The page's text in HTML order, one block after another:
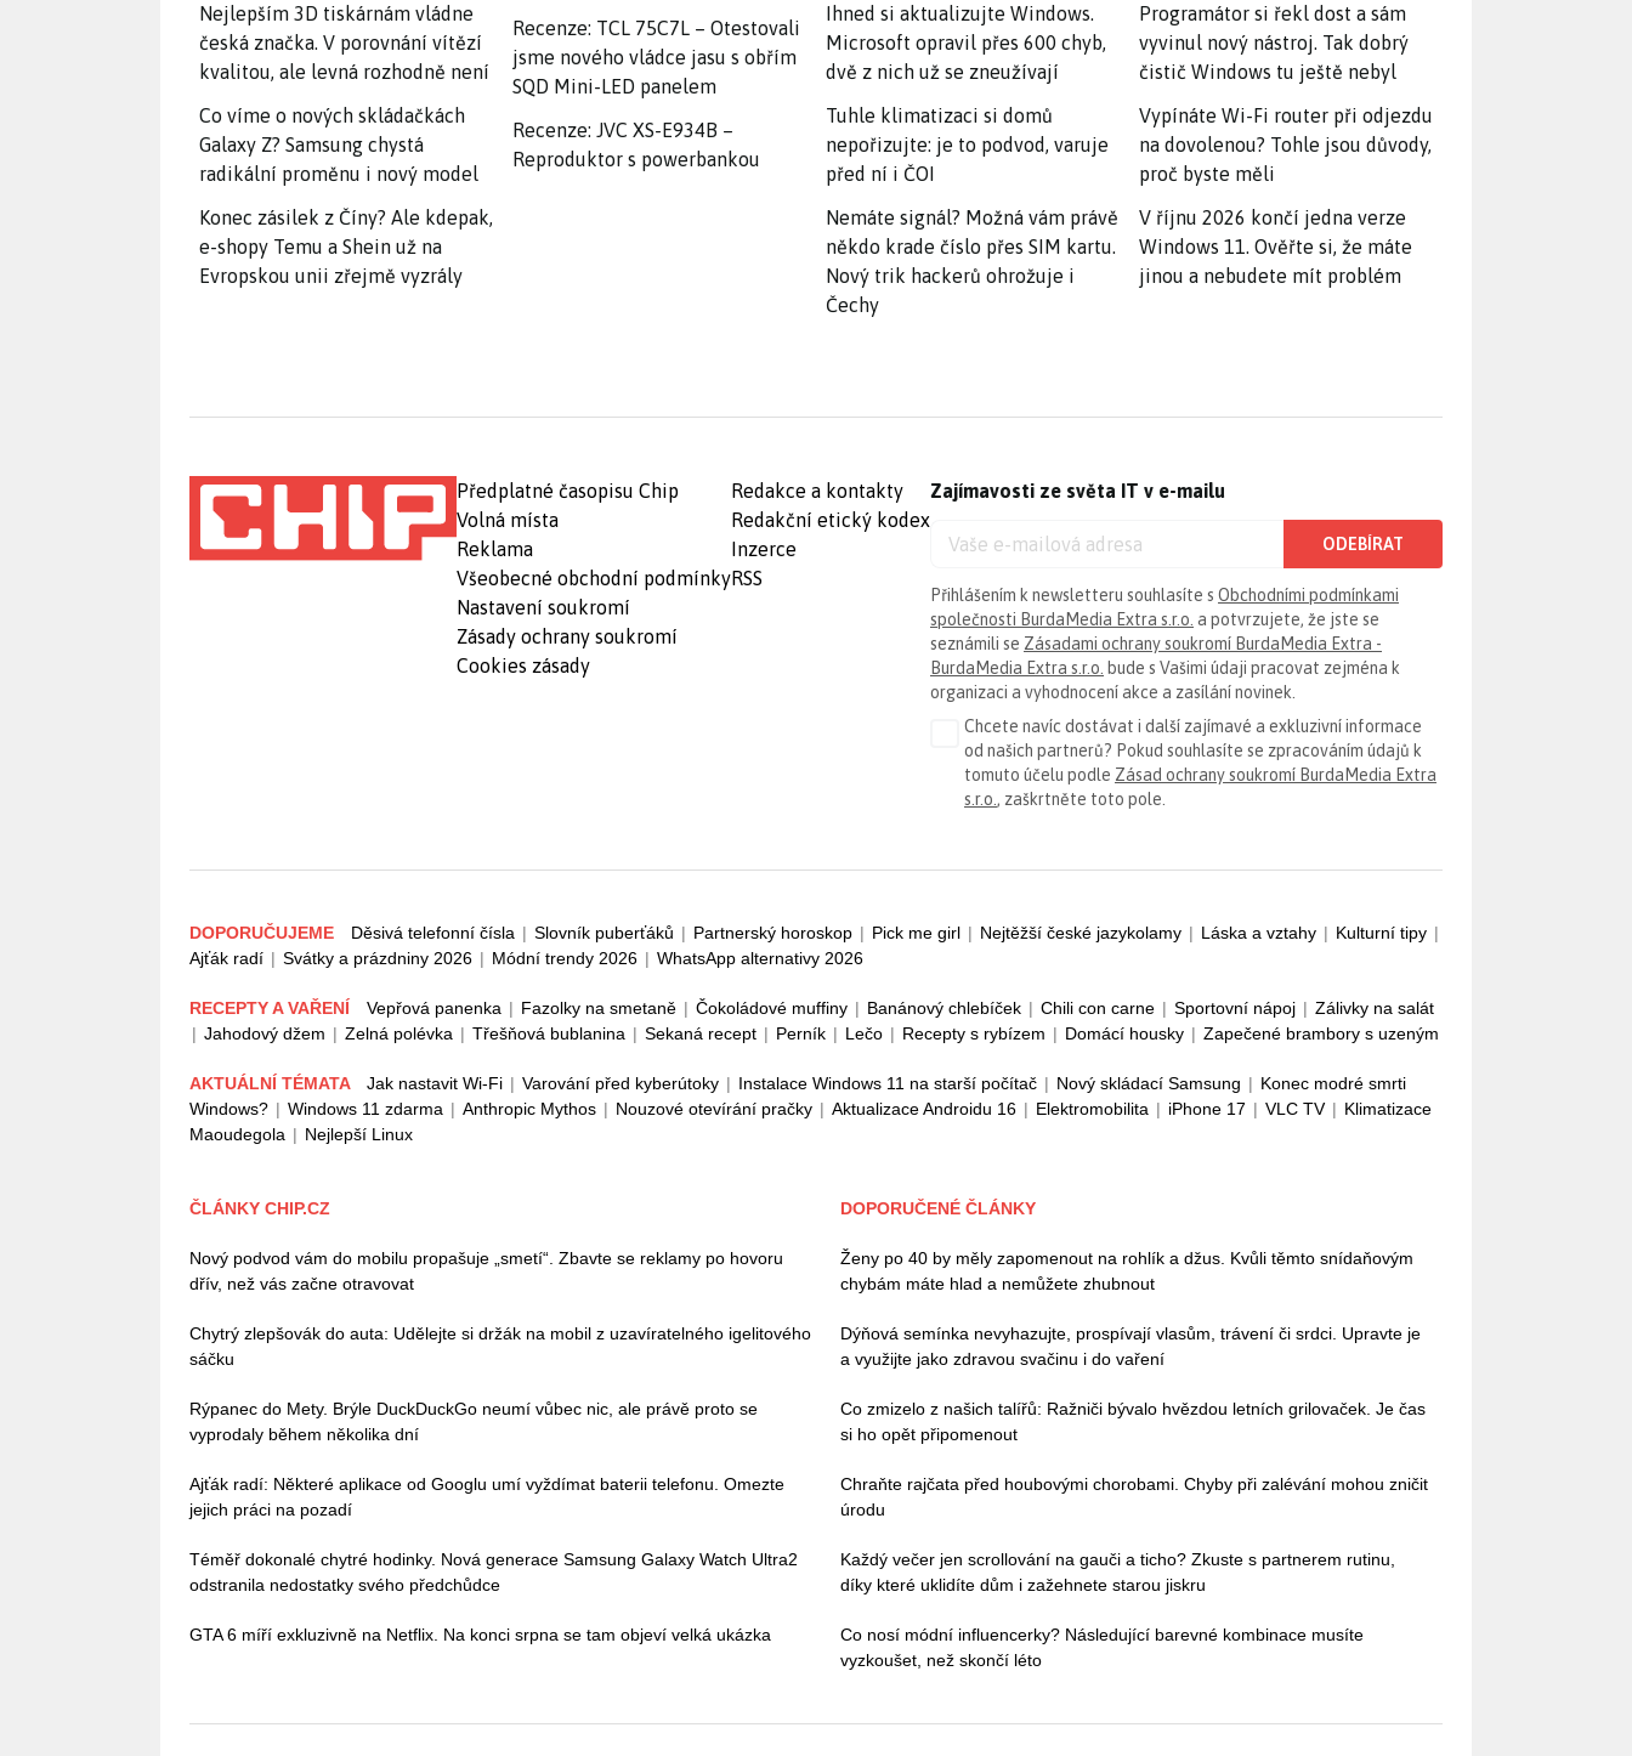
Nejlepším 3D tiskárnám vládne
česká značka. V porovnání vítězí
kvalitou, ale levná rozhodně není
Co víme o nových skládačkách
Galaxy Z? Samsung chystá
radikální proměnu i nový model
Konec zásilek z Číny? Ale kdepak,
e-shopy Temu a Shein už na
Evropskou unii zřejmě vyzrály
Recenze: TCL 75C7L – Otestovali
jsme nového vládce jasu s obřím
SQD Mini-LED panelem
Recenze: JVC XS-E934B –
Reproduktor s powerbankou
Ihned si aktualizujte Windows.
Microsoft opravil přes 600 chyb,
dvě z nich už se zneužívají
Tuhle klimatizaci si domů
nepořizujte: je to podvod, varuje
před ní i ČOI
Nemáte signál? Možná vám právě
někdo krade číslo přes SIM kartu.
Nový trik hackerů ohrožuje i
Čechy
Programátor si řekl dost a sám
vyvinul nový nástroj. Tak dobrý
čistič Windows tu ještě nebyl
Vypínáte Wi-Fi router při odjezdu
na dovolenou? Tohle jsou důvody,
proč byste měli
V říjnu 2026 končí jedna verze
Windows 11. Ověřte si, že máte
jinou a nebudete mít problém
Předplatné časopisu Chip
Volná místa
Reklama
Všeobecné obchodní podmínky
Nastavení soukromí
Zásady ochrany soukromí
Cookies zásady
Redakce a kontakty
Redakční etický kodex
Inzerce
RSS
Zajímavosti ze světa IT v e-mailu
ODEBÍRAT
Přihlášením k newsletteru souhlasíte s Obchodními podmínkami
společnosti BurdaMedia Extra s.r.o. a potvrzujete, že jste se
seznámili se Zásadami ochrany soukromí BurdaMedia Extra -
BurdaMedia Extra s.r.o. bude s Vašimi údaji pracovat zejména k
organizaci a vyhodnocení akce a zasílání novinek.
Chcete navíc dostávat i další zajímavé a exkluzivní informace
od našich partnerů? Pokud souhlasíte se zpracováním údajů k
tomuto účelu podle Zásad ochrany soukromí BurdaMedia Extra
s.r.o. , zaškrtněte toto pole.
DOPORUČUJEME Děsivá telefonní čísla | Slovník puberťáků | Partnerský horoskop | Pick me girl | Nejtěžší české jazykolamy | Láska a vztahy | Kulturní tipy |
Ajťák radí | Svátky a prázdniny 2026 | Módní trendy 2026 | WhatsApp alternativy 2026
RECEPTY A VAŘENÍ Vepřová panenka | Fazolky na smetaně | Čokoládové muffiny | Banánový chlebíček | Chili con carne | Sportovní nápoj | Zálivky na salát
| Jahodový džem | Zelná polévka | Třešňová bublanina | Sekaná recept | Perník | Lečo | Recepty s rybízem | Domácí housky | Zapečené brambory s uzeným
AKTUÁLNÍ TÉMATA Jak nastavit Wi-Fi | Varování před kyberútoky | Instalace Windows 11 na starší počítač | Nový skládací Samsung | Konec modré smrti
Windows? | Windows 11 zdarma | Anthropic Mythos | Nouzové otevírání pračky | Aktualizace Androidu 16 | Elektromobilita | iPhone 17 | VLC TV | Klimatizace
Maoudegola | Nejlepší Linux
ČLÁNKY CHIP.CZ
Nový podvod vám do mobilu propašuje „smetí“. Zbavte se reklamy po hovoru
dřív, než vás začne otravovat
Chytrý zlepšovák do auta: Udělejte si držák na mobil z uzavíratelného igelitového
sáčku
Rýpanec do Mety. Brýle DuckDuckGo neumí vůbec nic, ale právě proto se
vyprodaly během několika dní
Ajťák radí: Některé aplikace od Googlu umí vyždímat baterii telefonu. Omezte
jejich práci na pozadí
Téměř dokonalé chytré hodinky. Nová generace Samsung Galaxy Watch Ultra2
odstranila nedostatky svého předchůdce
GTA 6 míří exkluzivně na Netflix. Na konci srpna se tam objeví velká ukázka
DOPORUČENÉ ČLÁNKY
Ženy po 40 by měly zapomenout na rohlík a džus. Kvůli těmto snídaňovým
chybám máte hlad a nemůžete zhubnout
Dýňová semínka nevyhazujte, prospívají vlasům, trávení či srdci. Upravte je
a využijte jako zdravou svačinu i do vaření
Co zmizelo z našich talířů: Ražniči bývalo hvězdou letních grilovaček. Je čas
si ho opět připomenout
Chraňte rajčata před houbovými chorobami. Chyby při zalévání mohou zničit
úrodu
Každý večer jen scrollování na gauči a ticho? Zkuste s partnerem rutinu,
díky které uklidíte dům i zažehnete starou jiskru
Co nosí módní influencerky? Následující barevné kombinace musíte
vyzkoušet, než skončí léto